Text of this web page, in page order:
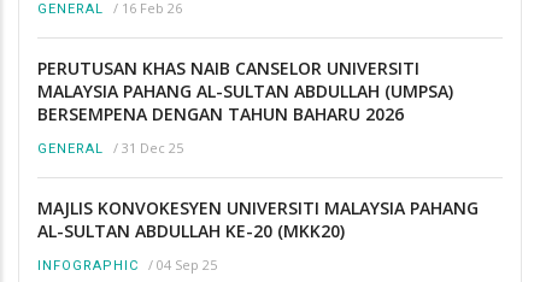
GENERAL / 16 Feb 26
PERUTUSAN KHAS NAIB CANSELOR UNIVERSITI
MALAYSIA PAHANG AL-SULTAN ABDULLAH (UMPSA)
BERSEMPENA DENGAN TAHUN BAHARU 2026
GENERAL / 31 Dec 25
MAJLIS KONVOKESYEN UNIVERSITI MALAYSIA PAHANG
AL-SULTAN ABDULLAH KE-20 (MKK20)
INFOGRAPHIC / 04 Sep 25